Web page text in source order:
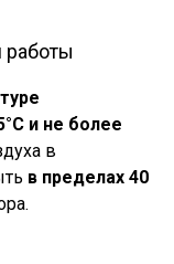
и не более
в
в пределах 40